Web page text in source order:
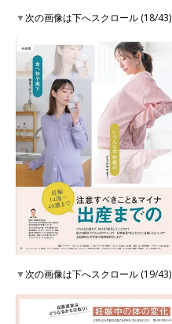
▼次の画像は下へスクロール (18/43)
▼次の画像は下へスクロール (19/43)